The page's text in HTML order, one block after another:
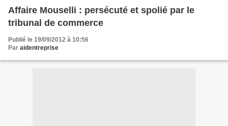
Affaire Mouselli : persécuté et spolié par le
tribunal de commerce
Publié le 19/09/2012 à 10:56
Par aidentreprise